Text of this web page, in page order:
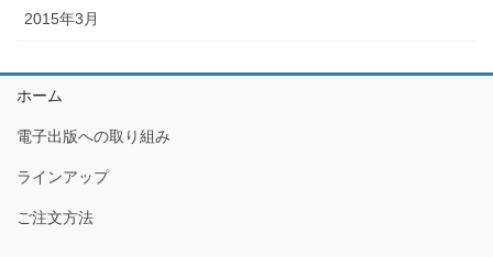
2015年3月
ホーム
電子出版への取り組み
ラインアップ
ご注文方法